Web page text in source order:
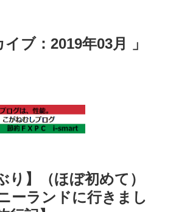
イブ：2019年03月 」
り】（ほぼ初めて）
ーランドに行きまし